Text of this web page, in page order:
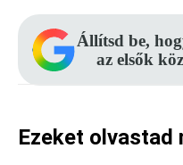
Állítsd be,
az elsők
Ezeket olvastad